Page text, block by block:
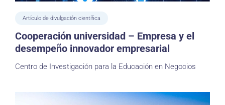
Artículo de divulgación científica
Cooperación universidad – Empresa y el
desempeño innovador empresarial
Centro de Investigación para la Educación en Negocios